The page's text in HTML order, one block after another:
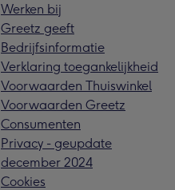
Werken bij
Greetz geeft
Bedrijfsinformatie
Verklaring toegankelijkheid
Voorwaarden Thuiswinkel
Voorwaarden Greetz
Consumenten
Privacy - geupdate
december 2024
Cookies